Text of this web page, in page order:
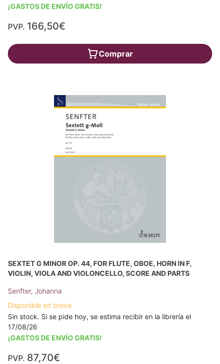
¡GASTOS DE ENVÍO GRATIS!
PVP. 166,50€
Comprar
SEXTET G MINOR OP. 44, FOR FLUTE, OBOE, HORN IN F,
VIOLIN, VIOLA AND VIOLONCELLO, SCORE AND PARTS
Senfter, Johanna
Disponible en breve
Sin stock. Si se pide hoy, se estima recibir en la librería el
17/08/26
¡GASTOS DE ENVÍO GRATIS!
PVP. 87,70€